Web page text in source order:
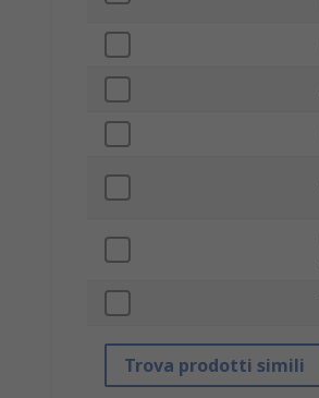
Trova prodotti simili